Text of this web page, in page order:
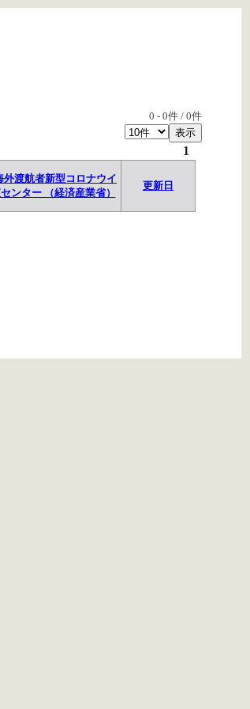
0 - 0件 / 0件
1
外渡航者新型コロナウイ
ンター （経済産業省）
更新日